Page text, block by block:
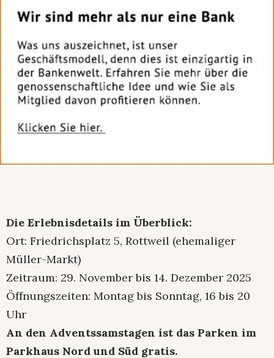
Die Erlebnisdetails im Überblick:
Ort: Friedrichsplatz 5, Rottweil (ehemaliger
Müller-Markt)
Zeitraum: 29. November bis 14. Dezember 2025
Öffnungszeiten: Montag bis Sonntag, 16 bis 20
Uhr
An den Adventssamstagen ist das Parken im
Parkhaus Nord und Süd gratis.